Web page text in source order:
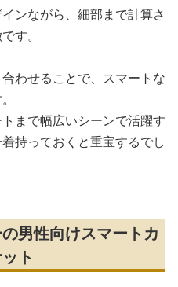
ンながら、細部まで計算さ
す。
わせることで、スマートな
まで幅広いシーンで活躍す
持っておくと重宝するでし
男性向けスマートカ
ト